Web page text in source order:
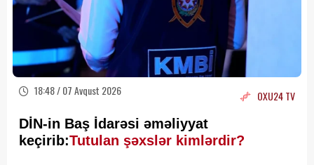
18:48 / 07 Avqust 2026 OXU24 TV
DİN-in Baş İdarəsi əməliyyat
keçirib:Tutulan şəxslər kimlərdir?